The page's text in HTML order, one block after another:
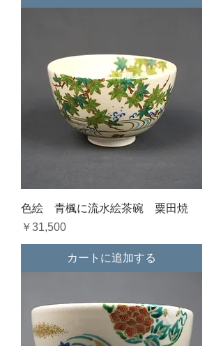
色絵 青楓に流水絵茶碗 粟田焼
価格
￥31,500
カートに追加する